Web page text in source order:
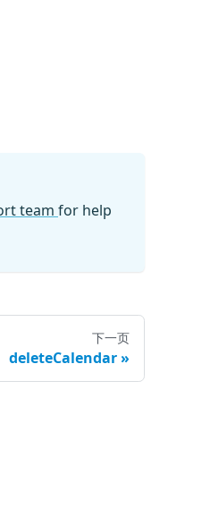
team for help
下一页
deleteCalendar